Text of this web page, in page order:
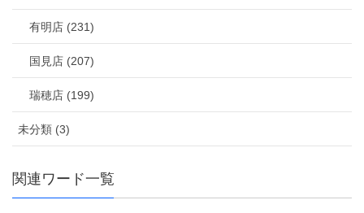
有明店 (231)
国見店 (207)
瑞穂店 (199)
未分類 (3)
関連ワード一覧